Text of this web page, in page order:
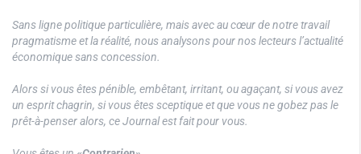
Sans ligne politique particulière, mais avec au cœur de notre travail
pragmatisme et la réalité, nous analysons pour nos lecteurs l’actualité
économique sans concession.
Alors si vous êtes pénible, embêtant, irritant, ou agaçant, si vous avez
un esprit chagrin, si vous êtes sceptique et que vous ne gobez pas le
prêt-à-penser alors, ce Journal est fait pour vous.